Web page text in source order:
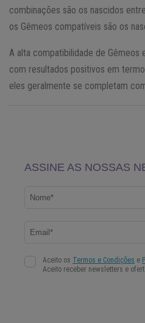
combinações são os nascidos
os Gêmeos compatíveis são os
A alta compatibilidade de Gêmeos
com resultados positivos em
eles geralmente se completam